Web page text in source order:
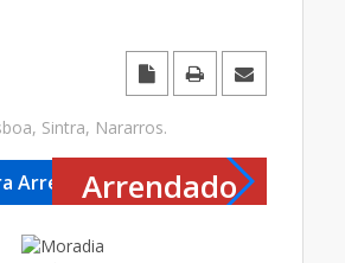
, Sintra, Nararros.
ArrendarArrendado